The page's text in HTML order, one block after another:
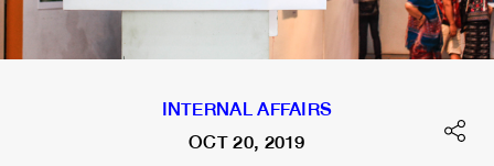
INTERNAL AFFAIRS
OCT 20, 2019